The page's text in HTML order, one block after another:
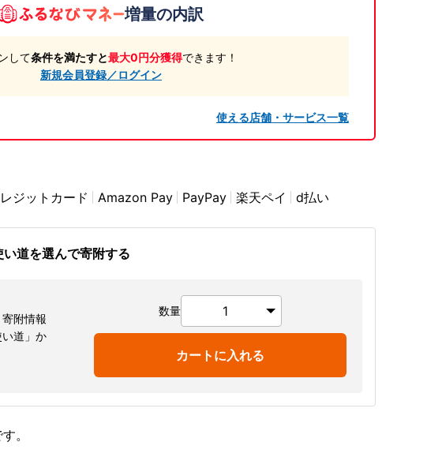
増量の内訳
して条件を満たすと最大0円分獲得できます！
新規会員登録／ログイン
使える店舗・サービス一覧
ジットカード Amazon Pay PayPay 楽天ペイ d払い
道を選んで寄附する
附情報
道」か
数量
カートに入れる
す。